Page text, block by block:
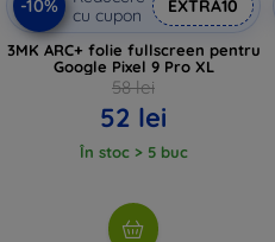
-10%
cu cupon
EXTRA10
3MK ARC+ folie fullscreen pentru
Google Pixel 9 Pro XL
58 lei
52 lei
În stoc > 5 buc